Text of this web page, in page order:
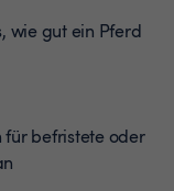
wie gut ein Pferd
befristete oder